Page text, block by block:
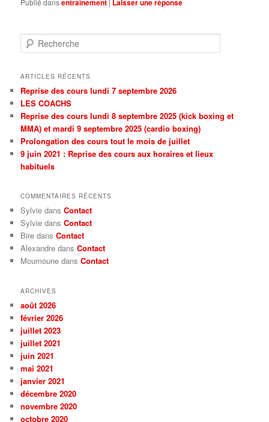
Publié dansentraînement Laisser une réponse
Recherche
ARTICLES RÉCENTS
Reprise des cours lundi 7 septembre 2026
LES COACHS
Reprise des cours lundi 8 septembre 2025 (kick boxing et
MMA) et mardi 9 septembre 2025 (cardio boxing)
Prolongation des cours tout le mois de juillet
9 juin 2021 : Reprise des cours aux horaires et lieux
habituels
COMMENTAIRES RÉCENTS
Sylvie dansContact
Sylvie dansContact
Bire dansContact
Alexandre dansContact
Moumoune dansContact
ARCHIVES
août 2026
février 2026
juillet 2023
juillet 2021
juin 2021
mai 2021
janvier 2021
décembre 2020
novembre 2020
octobre 2020